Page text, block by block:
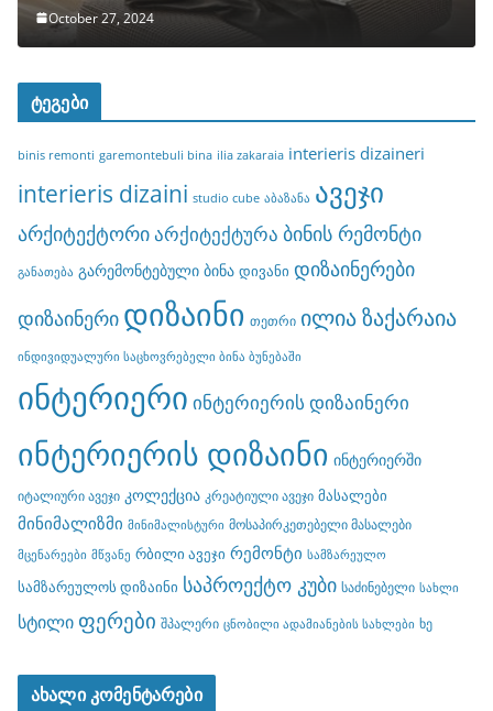
October 27, 2024
ტეგები
binis remonti garemontebuli bina ilia zakaraia interieris dizaineri
interieris dizaini studio cube აბაზანა ავეჯი
არქიტექტორიარქიტექტურა ბინის რემონტი
განათება გარემონტებული ბინა დივანი დიზაინერები
დიზაინერი დიზაინი თეთრი ილია ზაქარაია
ინდივიდუალური საცხოვრებელი ბინა ბუნებაში
ინტერიერი ინტერიერის დიზაინერი
ინტერიერის დიზაინი ინტერიერში
იტალიური ავეჯი კოლექცია კრეატიული ავეჯი მასალები
მინიმალიზმი მინიმალისტური მოსაპირკეთებელი მასალები
მცენარეები მწვანე რბილი ავეჯი რემონტი სამზარეულო
სამზარეულოს დიზაინი საპროექტო კუბი საძინებელი სახლი
სტილი ფერები შპალერი ცნობილი ადამიანების სახლები ხე
ახალი კომენტარები